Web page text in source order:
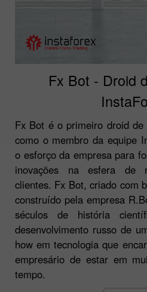
Fx Bot - Droid
Fx Bot é o primeiro droid
como o membro da equipe
o esforço da empresa para
inovações na esfera de
clientes. Fx Bot, criado com
construído pela empresa
séculos de história
desenvolvimento russo de
how em tecnologia que
empresário de estar em
tempo.